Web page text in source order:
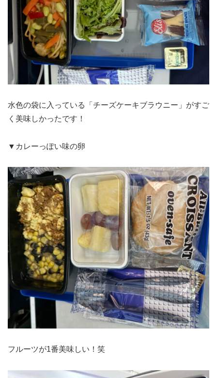
水色の袋に入っている「チーズケーキブラウニー」がすご
く美味しかったです！
▼カレーっぽい味の卵
フルーツが1番美味しい！笑